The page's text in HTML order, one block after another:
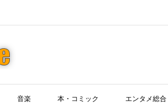
音楽 本・コミック エンタメ総